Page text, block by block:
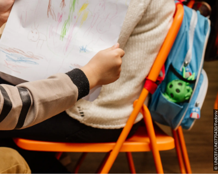
© UNICEF/UN0770430/Fedoriv